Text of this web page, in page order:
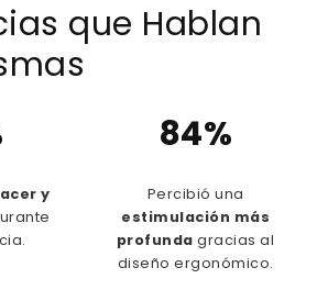
que Hablan
y
84%
Percibió una
estimulación más
profunda gracias al
diseño ergonómico.